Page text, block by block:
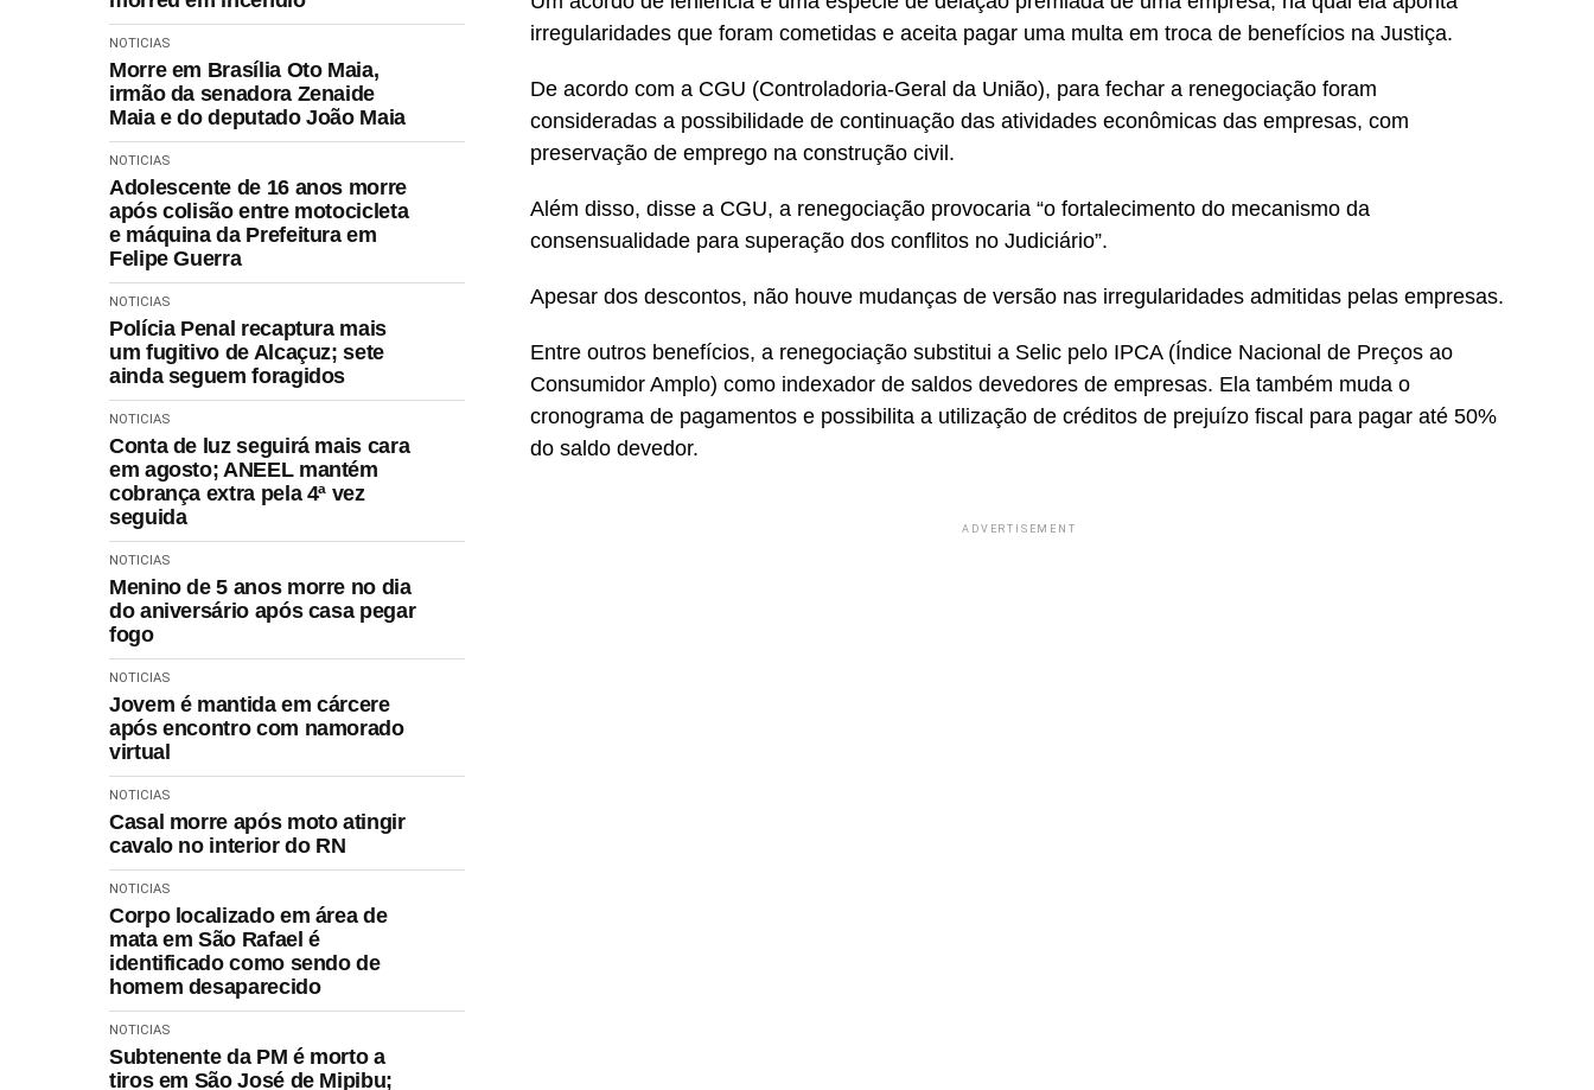
NOTICIAS
Morre em Brasília Oto Maia,
irmão da senadora Zenaide
Maia e do deputado João Maia
NOTICIAS
Adolescente de 16 anos morre
após colisão entre motocicleta
e máquina da Prefeitura em
Felipe Guerra
NOTICIAS
Polícia Penal recaptura mais
um fugitivo de Alcaçuz; sete
ainda seguem foragidos
NOTICIAS
Conta de luz seguirá mais cara
em agosto; ANEEL mantém
cobrança extra pela 4ª vez
seguida
NOTICIAS
Menino de 5 anos morre no dia
do aniversário após casa pegar
fogo
NOTICIAS
Jovem é mantida em cárcere
após encontro com namorado
virtual
NOTICIAS
Casal morre após moto atingir
cavalo no interior do RN
NOTICIAS
Corpo localizado em área de
mata em São Rafael é
identificado como sendo de
homem desaparecido
NOTICIAS
Subtenente da PM é morto a
tiros em São José de Mipibu;
irregularidades que foram cometidas e aceita pagar uma multa em troca de benefícios na Justiça.
De acordo com a CGU (Controladoria-Geral da União), para fechar a renegociação foram
consideradas a possibilidade de continuação das atividades econômicas das empresas, com
preservação de emprego na construção civil.
Além disso, disse a CGU, a renegociação provocaria “o fortalecimento do mecanismo da
consensualidade para superação dos conflitos no Judiciário”.
Apesar dos descontos, não houve mudanças de versão nas irregularidades admitidas pelas empresas.
Entre outros benefícios, a renegociação substitui a Selic pelo IPCA (Índice Nacional de Preços ao
Consumidor Amplo) como indexador de saldos devedores de empresas. Ela também muda o
cronograma de pagamentos e possibilita a utilização de créditos de prejuízo fiscal para pagar até 50%
do saldo devedor.
ADVERTISEMENT